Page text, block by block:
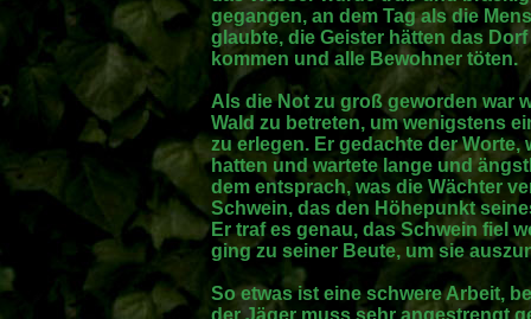
gegangen, an dem Tag als die
glaubte, die Geister hätten das
kommen und alle Bewohner töten.
Als die Not zu groß geworden war
Wald zu betreten, um wenigstens
zu erlegen. Er gedachte der
hatten und wartete lange und
dem entsprach, was die Wächter
Schwein, das den Höhepunkt
Er traf es genau, das Schwein fiel
ging zu seiner Beute, um sie
So etwas ist eine schwere Arbeit,
der Jäger muss sehr angestrengt